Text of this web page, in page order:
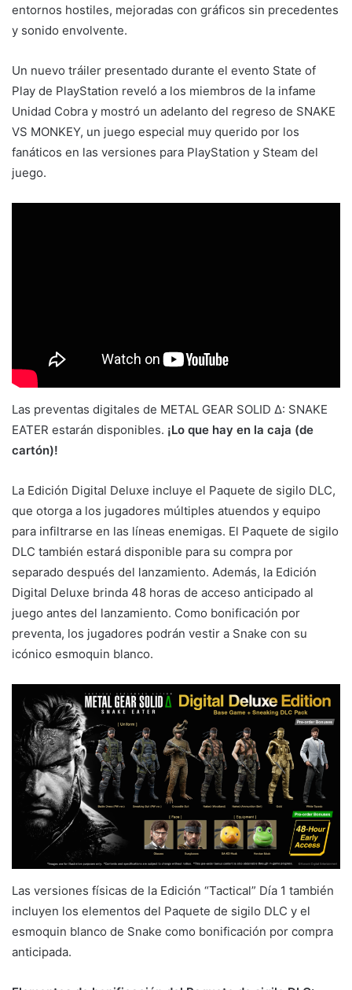
entornos hostiles, mejoradas con gráficos sin precedentes
y sonido envolvente.
Un nuevo tráiler presentado durante el evento State of
Play de PlayStation reveló a los miembros de la infame
Unidad Cobra y mostró un adelanto del regreso de SNAKE
VS MONKEY, un juego especial muy querido por los
fanáticos en las versiones para PlayStation y Steam del
juego.
Las preventas digitales de METAL GEAR SOLID Δ: SNAKE
EATER estarán disponibles. ¡Lo que hay en la caja (de
cartón)!
La Edición Digital Deluxe incluye el Paquete de sigilo DLC,
que otorga a los jugadores múltiples atuendos y equipo
para infiltrarse en las líneas enemigas. El Paquete de sigilo
DLC también estará disponible para su compra por
separado después del lanzamiento. Además, la Edición
Digital Deluxe brinda 48 horas de acceso anticipado al
juego antes del lanzamiento. Como bonificación por
preventa, los jugadores podrán vestir a Snake con su
icónico esmoquin blanco.
Las versiones físicas de la Edición “Tactical” Día 1 también
incluyen los elementos del Paquete de sigilo DLC y el
esmoquin blanco de Snake como bonificación por compra
anticipada.